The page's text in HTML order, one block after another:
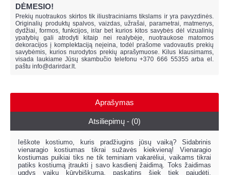
DĖMESIO!
Prekių nuotraukos skirtos tik iliustraciniams tikslams ir yra pavyzdinės.
Originalių produktų spalvos, vaizdas, užrašai, parametrai, matmenys,
dydžiai, formos, funkcijos, ir/ar bet kurios kitos savybės dėl vizualinių
ypatybių gali atrodyti kitaip nei realybėje, nuotraukose matomos
dekoracijos į komplektaciją neįeina, todėl prašome vadovautis prekių
savybėmis, kurios nurodytos prekių aprašymuose. Kilus klausimams,
visada laukiame Jūsų skambučio telefonu +370 666 55355 arba el.
paštu info@darirdar.lt.
Aprašymas
Atsiliepimų - (0)
Ieškote kostiumo, kuris pradžiugins jūsų vaiką? Sidabrinis
vienaragio kostiumas tikrai sužavės kiekvieną! Vienaragio
kostiumas puikiai tiks ne tik teminiam vakarėliui, vaikams tikrai
patiks kostiumą įtraukti į savo kasdienį žaidimą. Toks žaidimas
ugdys vaikų kūrybiškumą, paskatins šiek tiek pajudėti.